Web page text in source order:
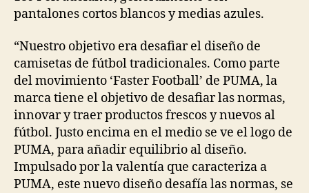
pantalones cortos blancos y medias azules.
“Nuestro objetivo era desafiar el diseño de
camisetas de fútbol tradicionales. Como parte
del movimiento ‘Faster Football’ de PUMA, la
marca tiene el objetivo de desafiar las normas,
innovar y traer productos frescos y nuevos al
fútbol. Justo encima en el medio se ve el logo de
PUMA, para añadir equilibrio al diseño.
Impulsado por la valentía que caracteriza a
PUMA, este nuevo diseño desafía las normas, se